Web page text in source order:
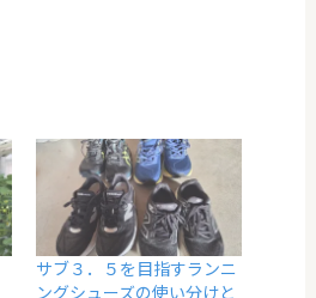
サブ３．５を目指すランニ
ングシューズの使い分けと